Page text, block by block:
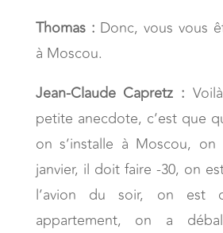
Thomas : Donc, vous vous
à Moscou.
Jean-Claude Capretz :
petite anecdote, c’est que
on s’installe à Moscou,
janvier, il doit faire -30, on
l’avion du soir, on est
appartement, on a